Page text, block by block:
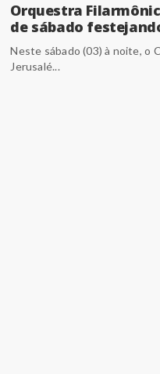
Orquestra
de sábado
Neste sábado (03) à noite, o
Jerusalé...